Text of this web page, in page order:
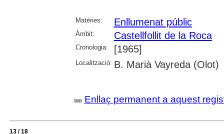
Matèries: Enllumenat públic
Àmbit: Castellfollit de la Roca
Cronologia: [1965]
Localització: B. Marià Vayreda (Olot)
Enllaç permanent a aquest
13 / 18